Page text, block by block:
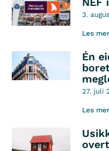
3.
Les
Én
27. juli
Les